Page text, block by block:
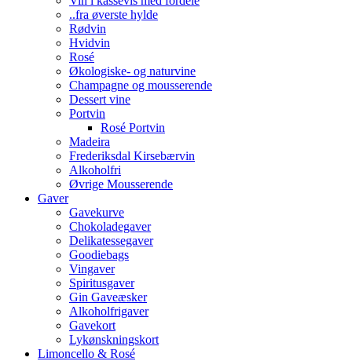
..fra øverste hylde
Rødvin
Hvidvin
Rosé
Økologiske- og naturvine
Champagne og mousserende
Dessert vine
Portvin
Rosé Portvin
Madeira
Frederiksdal Kirsebærvin
Alkoholfri
Øvrige Mousserende
Gaver
Gavekurve
Chokoladegaver
Delikatessegaver
Goodiebags
Vingaver
Spiritusgaver
Gin Gaveæsker
Alkoholfrigaver
Gavekort
Lykønskningskort
Limoncello & Rosé